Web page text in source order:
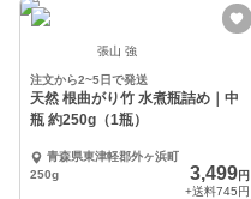
張山 強
注文から2~5日で発送
天然 根曲がり竹 水煮瓶詰め｜中
瓶 約250g（1瓶）
青森県東津軽郡外ヶ浜町
250g
3,499円
+送料745円